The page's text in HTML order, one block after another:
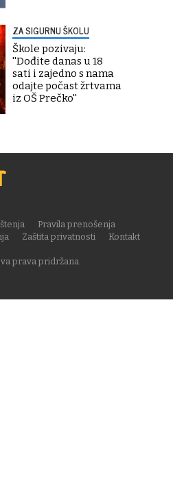
ZA SIGURNU ŠKOLU
Škole pozivaju:
''Dođite danas u 18
sati i zajedno s nama
odajte počast žrtvama
iz OŠ Prečko''
prava pridržana.
Pravila prenošenja
Zaštita privatnosti
Kontakt